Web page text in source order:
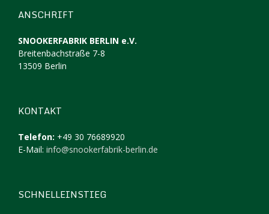
ANSCHRIFT
SNOOKERFABRIK BERLIN e.V.
Breitenbachstraße 7-8
13509 Berlin
KONTAKT
Telefon: +49 30 76689920
E-Mail: info@snookerfabrik-berlin.de
SCHNELLEINSTIEG